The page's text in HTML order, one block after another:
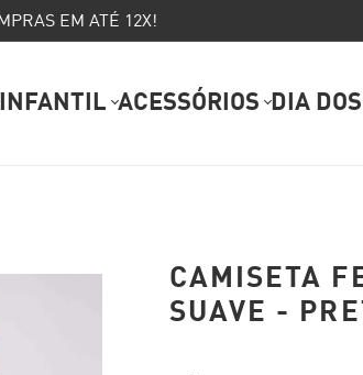
EM ATÉ 12X!
INFANTIL ACESSÓRIOS DIA
CAMISETA
SUAVE -